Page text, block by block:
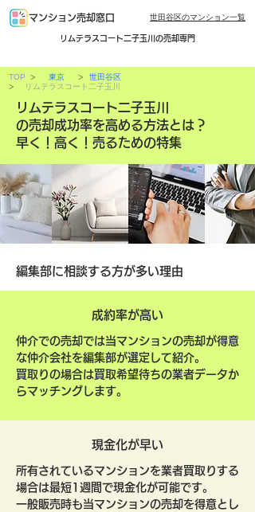
マンション売却窓口 世田谷区のマンション一覧
リムテラスコート二子玉川の売却専門
TOP > 東京
>
>
リムテラスコート二子玉川
世田谷区
リムテラスコート二子玉川
の売却成功率を高める方法とは？
早く！高く！売るための特集
編集部に相談する方が多い理由
成約率が高い
仲介での売却では当マンションの売却が得意
な仲介会社を編集部が選定して紹介。
買取りの場合は買取希望待ちの業者データか
らマッチングします。
現金化が早い
所有されているマンションを業者買取りする
場合は最短1週間で現金化が可能です。
一般販売時も当マンションの売却を得意とし